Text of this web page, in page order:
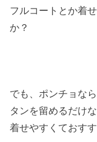
フルコートとか着
か？
でも、ポンチョな
タンを留めるだけ
着せやすくておすす